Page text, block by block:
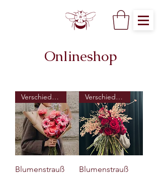
Onlineshop
Verschiedene Größen
Blumenstrauß
Verschiedene Größen
Blumenstrauß